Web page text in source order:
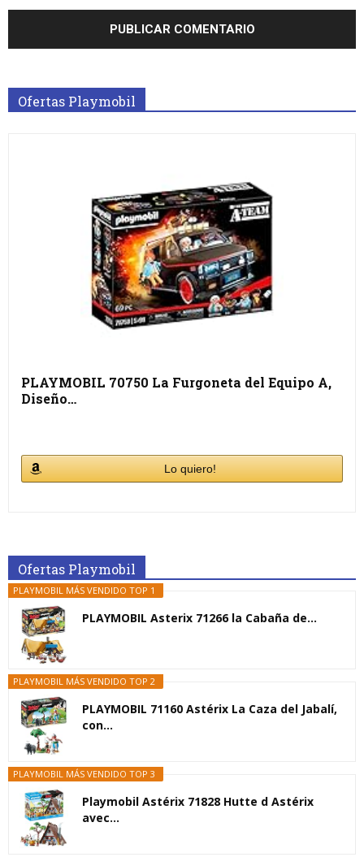
Ofertas Playmobil
PLAYMOBIL 70750 La Furgoneta del Equipo A,
Diseño…
Lo quiero!
Ofertas Playmobil
PLAYMOBIL MÁS VENDIDO TOP 1
PLAYMOBIL Asterix 71266 la Cabaña de...
PLAYMOBIL MÁS VENDIDO TOP 2
PLAYMOBIL 71160 Astérix La Caza del Jabalí,
con...
PLAYMOBIL MÁS VENDIDO TOP 3
Playmobil Astérix 71828 Hutte d Astérix
avec...